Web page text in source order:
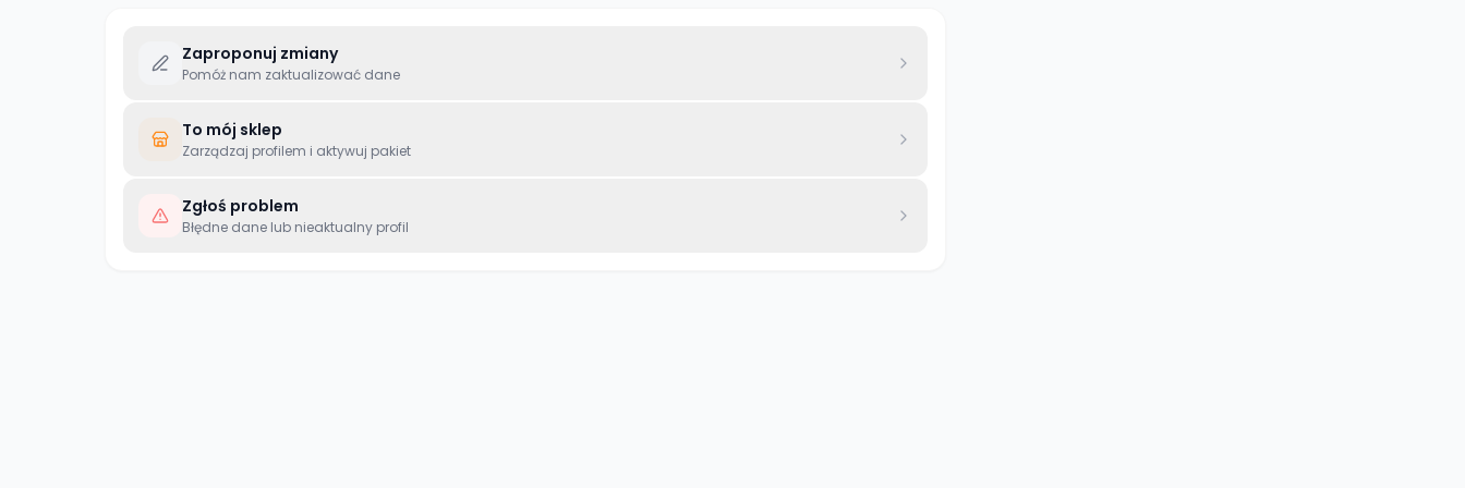
Zaproponuj zmiany
Pomóż nam zaktualizować dane
To mój sklep
Zarządzaj profilem i aktywuj pakiet
Zgłoś problem
Błędne dane lub nieaktualny profil